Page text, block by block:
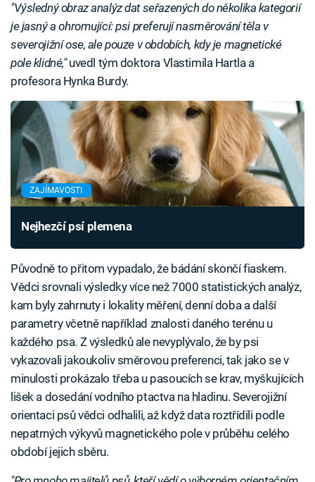
"Výsledný obraz analýz dat seřazených do několika kategorií
je jasný a ohromující: psi preferují nasměrování těla v
severojižní ose, ale pouze v obdobích, kdy je magnetické
pole klidné,"uvedl tým doktora Vlastimila Hartla a
profesora Hynka Burdy.
ZAJÍMAVOSTI
Nejhezčí psí plemena
Původně to přitom vypadalo, že bádání skončí fiaskem.
Vědci srovnali výsledky více než 7000 statistických analýz,
kam byly zahrnuty i lokality měření, denní doba a další
parametry včetně například znalosti daného terénu u
každého psa. Z výsledků ale nevyplývalo, že by psi
vykazovali jakoukoliv směrovou preferenci, tak jako se v
minulosti prokázalo třeba u pasoucích se krav, myškujících
lišek a dosedání vodního ptactva na hladinu. Severojižní
orientaci psů vědci odhalili, až když data roztřídili podle
nepatrných výkyvů magnetického pole v průběhu celého
období jejich sběru.